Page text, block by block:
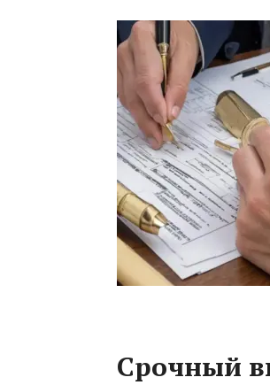
Срочный